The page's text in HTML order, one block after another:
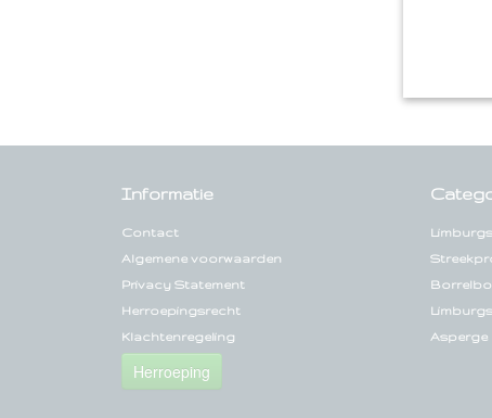
Informatie
Contact
Algemene voorwaarden
Privacy Statement
Herroepingsrecht
Klachtenregeling
Herroeping
Asperge